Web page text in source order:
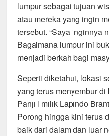
lumpur sebagai tujuan
atau mereka yang ingin
tersebut. “Saya inginnya
Bagaimana lumpur ini
menjadi berkah bagi
Seperti diketahui, lokasi
yang terus menyembur
Panji l milik Lapindo
Porong hingga kini terus
baik dari dalam dan luar